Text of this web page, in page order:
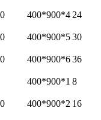
400*900*4 24
400*900*530
400*900*636
400*900*1 8
400*900*2 16